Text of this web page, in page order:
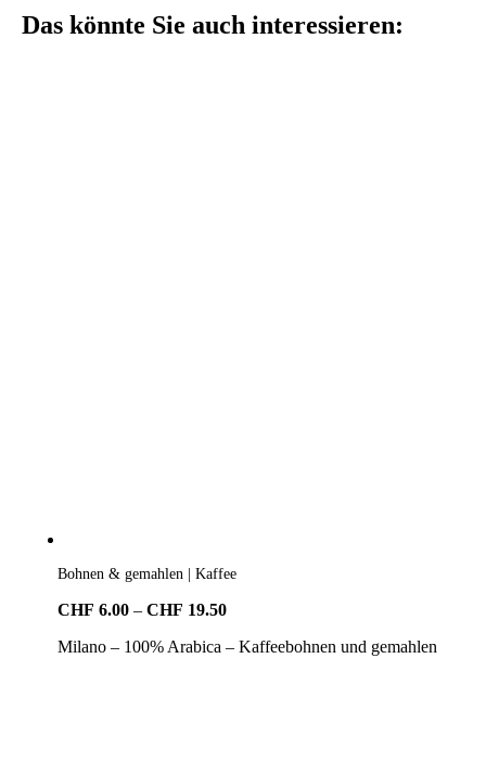
Das könnte Sie auch interessieren:
Bohnen & gemahlen | Kaffee
CHF 6.00 – CHF 19.50Preisspanne:
bis
Milano – 100% Arabica – Kaffeebohnen und gemahlen